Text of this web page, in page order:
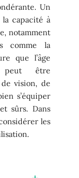
Un
capacité à
notamment
comme la
que l’âge
peut être
vision, de
s’équiper
sûrs. Dans
les